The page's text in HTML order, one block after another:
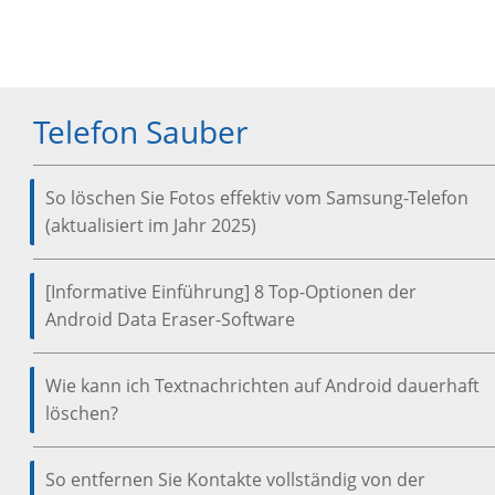
Telefon Sauber
So löschen Sie Fotos effektiv vom Samsung-Telefon
(aktualisiert im Jahr 2025)
[Informative Einführung] 8 Top-Optionen der
Android Data Eraser-Software
Wie kann ich Textnachrichten auf Android dauerhaft
löschen?
So entfernen Sie Kontakte vollständig von der